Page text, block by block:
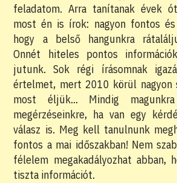
feladatom. Arra tanítanak évek
most én is írok: nagyon fontos
hogy a belső hangunkra
Onnét hiteles pontos
jutunk. Sok régi írásomnak
értelmet, mert 2010 körül nagyon
most éljük… Mindig
megérzéseinkre, ha van egy
válasz is. Meg kell tanulnunk
fontos a mai időszakban! Nem
félelem megakadályozhat abban,
tiszta információt.